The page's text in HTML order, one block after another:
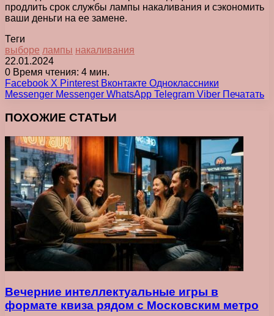
продлить срок службы лампы накаливания и сэкономить
ваши деньги на ее замене.
Теги
выборе лампы накаливания
22.01.2024
0 Время чтения: 4 мин.
Facebook X Pinterest Вконтакте Одноклассники
Messenger Messenger WhatsApp Telegram Viber Печатать
ПОХОЖИЕ СТАТЬИ
Вечерние интеллектуальные игры в
формате квиза рядом с Московским метро